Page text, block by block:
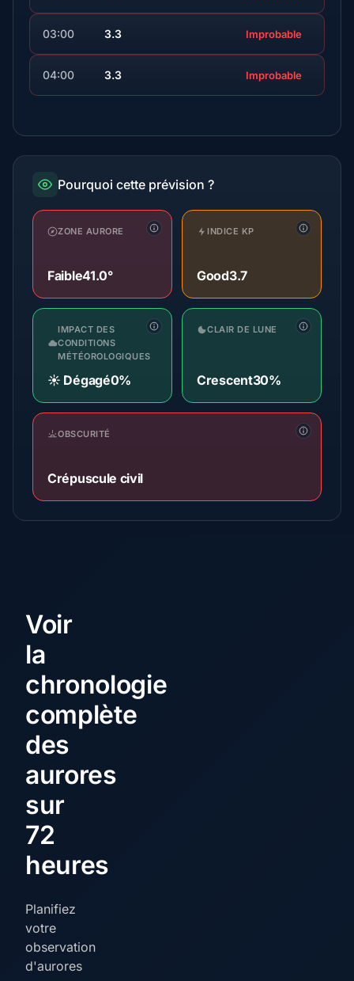
03:00 3.3 Improbable
04:00 3.3 Improbable
Pourquoi cette prévision ?
ZONE AURORE
Faible41.0°
INDICE KP
Good3.7
IMPACT DES
CONDITIONS
MÉTÉOROLOGIQUES
☀️ Dégagé0%
CLAIR DE LUNE
Crescent30%
OBSCURITÉ
Crépuscule civil
Voir
la
chronologie
complète
des
aurores
sur
72
heures
Planifiez
votre
observation
d'aurores